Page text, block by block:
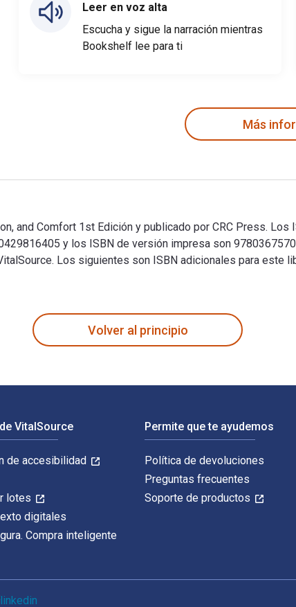
Leer en voz alta
Escucha y sigue la narración mientras
Bookshelf lee para ti
Más
and Comfort 1st Edición y publicado por CRC Press.
y los ISBN de versión impresa son
Los siguientes son ISBN adicionales para este
Volver al principio
VitalSource
de accesibilidad
lotes
digitales
Compra inteligente
Permite que te ayudemos
Política de devoluciones
Preguntas frecuentes
Soporte de productos